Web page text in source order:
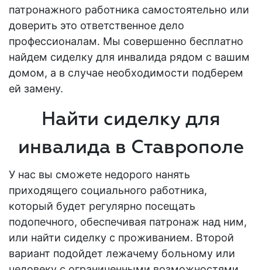
патронажного работника самостоятельно или
доверить это ответственное дело
профессионалам. Мы совершенно бесплатно
найдем сиделку для инвалида рядом с вашим
домом, а в случае необходимости подберем
ей замену.
Найти сиделку для
инвалида в Ставрополе
У нас вы сможете недорого нанять
приходящего социального работника,
который будет регулярно посещать
подопечного, обеспечивая патронаж над ним,
или найти сиделку с проживанием. Второй
вариант подойдет лежачему больному или